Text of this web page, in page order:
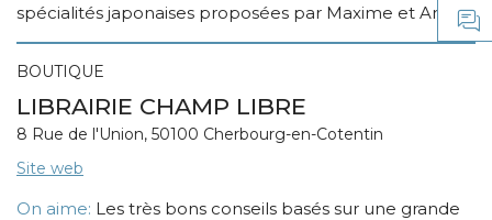
spécialités japonaises proposées par Maxime et Anaïs.
BOUTIQUE
LIBRAIRIE CHAMP LIBRE
8 Rue de l'Union, 50100 Cherbourg-en-Cotentin
Site web
On aime: Les très bons conseils basés sur une grande